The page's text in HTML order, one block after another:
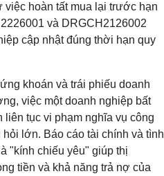
hoàn tất mua lại trước hạn
và DRGCH2126002
cập nhật đúng thời hạn quy
khoán và trái phiếu doanh
việc một doanh nghiệp bất
tục vi phạm nghĩa vụ công
lớn. Báo cáo tài chính và tình
"kính chiếu yêu" giúp thị
tiền và khả năng trả nợ của